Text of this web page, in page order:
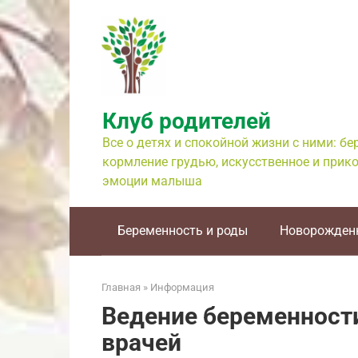
Перейти
к
контенту
Клуб родителей
Все о детях и спокойной жизни с ними:
кормление грудью, искусственное и
эмоции малыша
Беременность и роды
Главная » Информация
Ведение
врачей